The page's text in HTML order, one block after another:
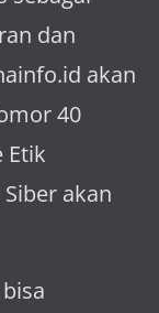
dan
akan
40
Etik
akan